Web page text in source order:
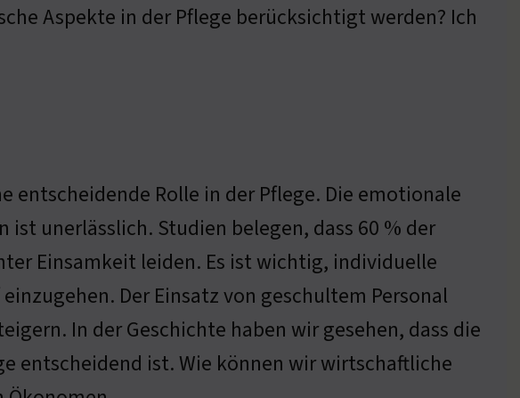
Aspekte in der Pflege berücksichtigt werden? Ich
entscheidende Rolle in der Pflege. Die emotionale
unerlässlich. Studien belegen, dass 60 % der
Einsamkeit leiden. Es ist wichtig, individuelle
Der Einsatz von geschultem Personal
In der Geschichte haben wir gesehen, dass die
entscheidend ist. Wie können wir wirtschaftliche